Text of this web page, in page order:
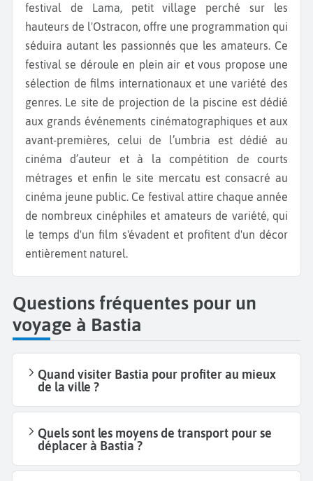
festival de Lama, petit village perché sur les
hauteurs de l'Ostracon, offre une programmation qui
séduira autant les passionnés que les amateurs. Ce
festival se déroule en plein air et vous propose une
sélection de films internationaux et une variété des
genres. Le site de projection de la piscine est dédié
aux grands événements cinématographiques et aux
avant-premières, celui de l’umbria est dédié au
cinéma d’auteur et à la compétition de courts
métrages et enfin le site mercatu est consacré au
cinéma jeune public. Ce festival attire chaque année
de nombreux cinéphiles et amateurs de variété, qui
le temps d'un film s'évadent et profitent d'un décor
entièrement naturel.
Questions fréquentes pour un
voyage à Bastia
Quand visiter Bastia pour profiter au mieux
de la ville ?
Quels sont les moyens de transport pour se
déplacer à Bastia ?